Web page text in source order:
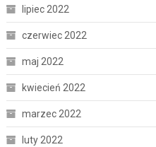
lipiec 2022
czerwiec 2022
maj 2022
kwiecień 2022
marzec 2022
luty 2022